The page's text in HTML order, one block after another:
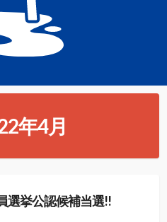
年4月
選挙公認候補当選!!